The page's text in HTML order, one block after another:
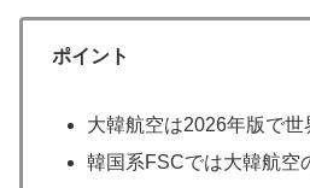
ポイント
大韓航空は2026年版で世
韓国系FSCでは大韓航空